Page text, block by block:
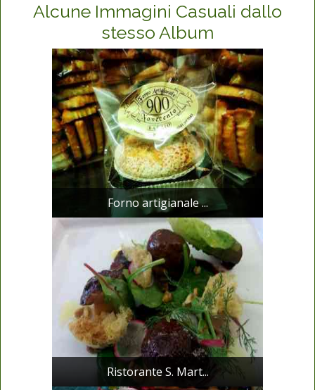
Alcune Immagini Casuali dallo
stesso Album
Forno artigianale ...
Ristorante S. Mart...